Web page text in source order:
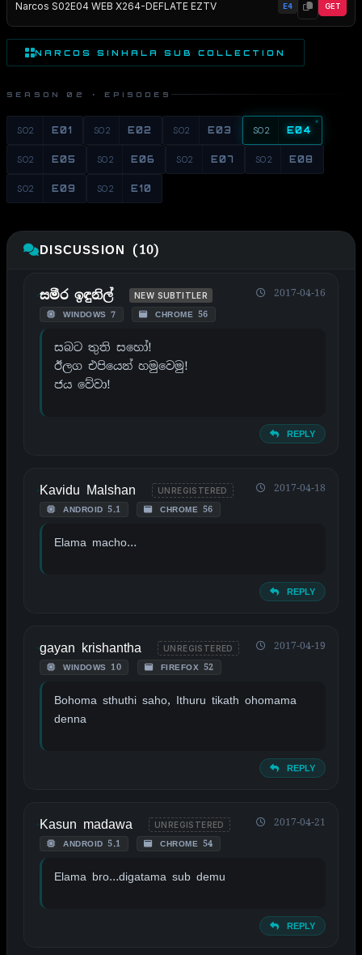
Narcos S02E04 WEB X264-DEFLATE EZTV E4 GET
NARCOS SINHALA SUB COLLECTION
SEASON 02 · EPISODES
S02 E01 S02 E02 S02 E03 S02 E04
S02 E05 S02 E06 S02 E07 S02 E08
S02 E09 S02 E10
DISCUSSION (10)
සමීර ඉඳුනිල් NEW SUBTITLER
WINDOWS 7 CHROME 56
2017-04-16
සබට තුති සහෝ!
ඊලග එපියෙන් හමුවෙමු!
ජය වේවා!
REPLY
Kavidu Malshan UNREGISTERED
ANDROID 5.1 CHROME 56
2017-04-18
Elama macho…
REPLY
gayan krishantha UNREGISTERED
WINDOWS 10 FIREFOX 52
2017-04-19
Bohoma sthuthi saho, Ithuru tikath ohomama
denna
REPLY
Kasun madawa UNREGISTERED
ANDROID 5.1 CHROME 54
2017-04-21
Elama bro…digatama sub demu
REPLY